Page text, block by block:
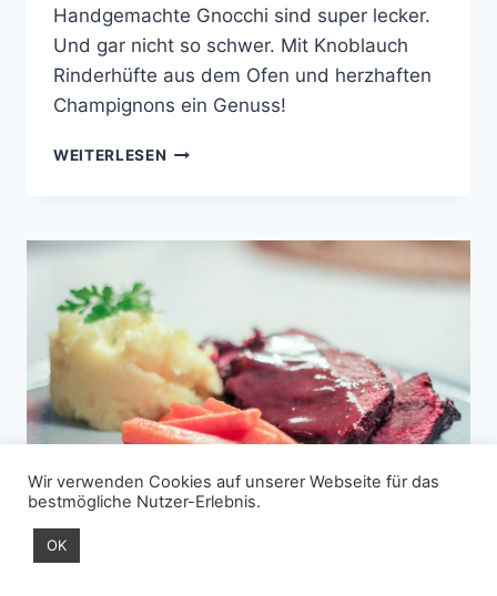
Handgemachte Gnocchi sind super lecker.
Und gar nicht so schwer. Mit Knoblauch
Rinderhüfte aus dem Ofen und herzhaften
Champignons ein Genuss!
WEITERLESEN HANDMADE
CHAMPIGNONS
MIT
KNOBLAUCH
AUS
DEM
OFEN
Wir verwenden Cookies auf unserer Webseite für das
bestmögliche Nutzer-Erlebnis.
OK